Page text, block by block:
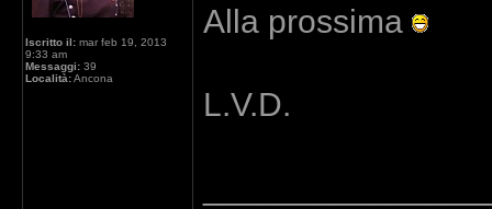
Iscritto il: mar feb 19, 2013
9:33 am
Messaggi: 39
Località:Ancona
Alla prossima
L.V.D.